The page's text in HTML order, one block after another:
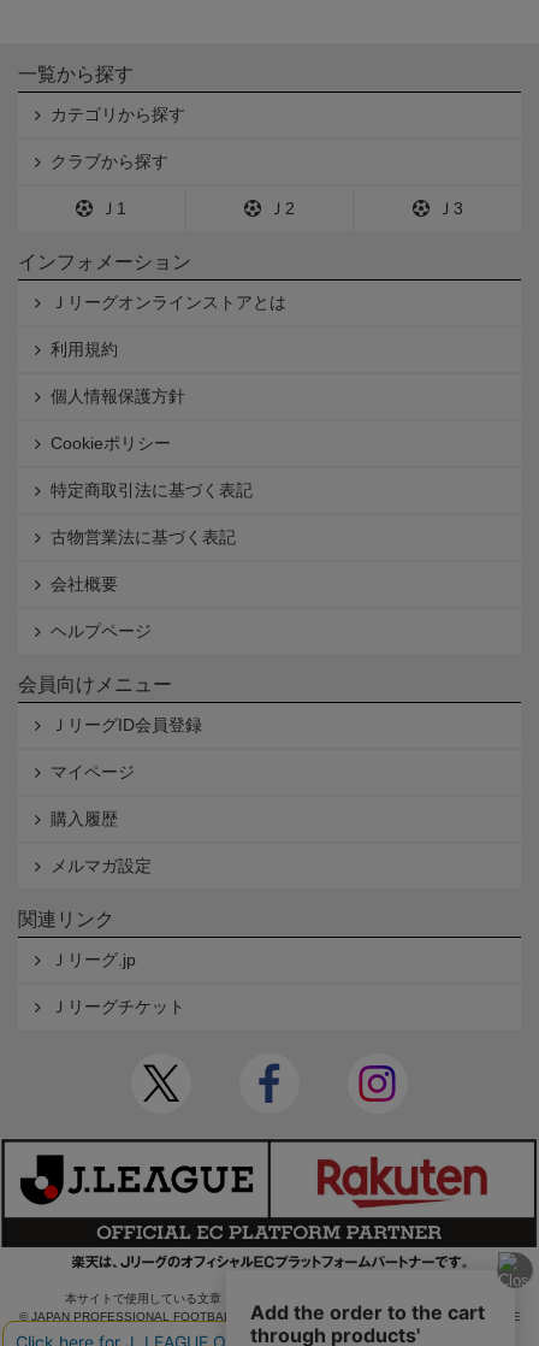
一覧から探す
カテゴリから探す
クラブから探す
Ｊ1 Ｊ2 Ｊ3
インフォメーション
Ｊリーグオンラインストアとは
利用規約
個人情報保護方針
Cookieポリシー
特定商取引法に基づく表記
古物営業法に基づく表記
会社概要
ヘルプページ
会員向けメニュー
ＪリーグID会員登録
マイページ
購入履歴
メルマガ設定
関連リンク
Ｊリーグ.jp
Ｊリーグチケット
本サイトで使用している文章・画像等の無断での複製・転載を禁止します。
© JAPAN PROFESSIONAL FOOTBALL LEAGUE Rakuten Group, Inc. ALL RIGHTS RE
SERVED.